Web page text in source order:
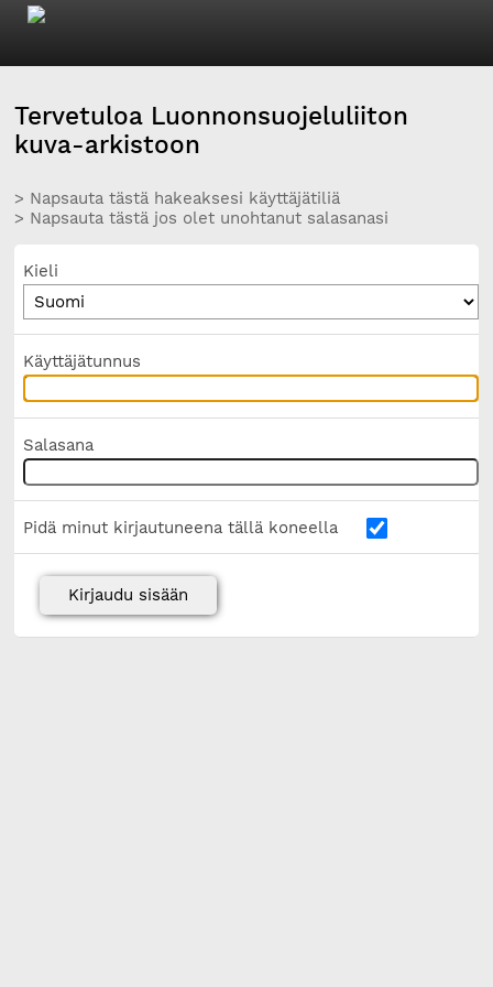
Tervetuloa Luonnonsuojeluliiton
kuva-arkistoon
> Napsauta tästä hakeaksesi käyttäjätiliä
> Napsauta tästä jos olet unohtanut salasanasi
Kieli
Käyttäjätunnus
Salasana
Pidä minut kirjautuneena tällä koneella